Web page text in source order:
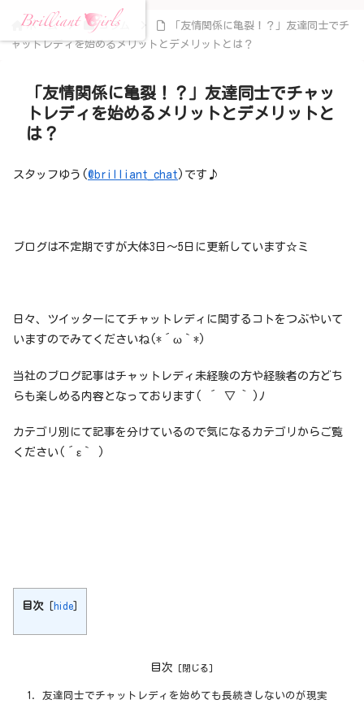
ホーム コラム
「友情関係に亀裂！？」友達同士でチ
ャットレディを始めるメリットとデメリットとは？
「友情関係に亀裂！？」友達同士でチャッ
トレディを始めるメリットとデメリットと
は？
スタッフゆう(@brilliant_chat )です♪
ブログは不定期ですが大体3日～5日に更新しています☆ミ
日々、ツイッターにてチャットレディに関するコトをつぶやいて
いますのでみてくださいね(*´ω｀*)
当社のブログ記事はチャットレディ未経験の方や経験者の方どち
らも楽しめる内容となっております( ´ ▽ ` )ﾉ
カテゴリ別にて記事を分けているので気になるカテゴリからご覧
ください(´ε｀ )
目次 [hide]
目次
友達同士でチャットレディを始めても長続きしないのが現実